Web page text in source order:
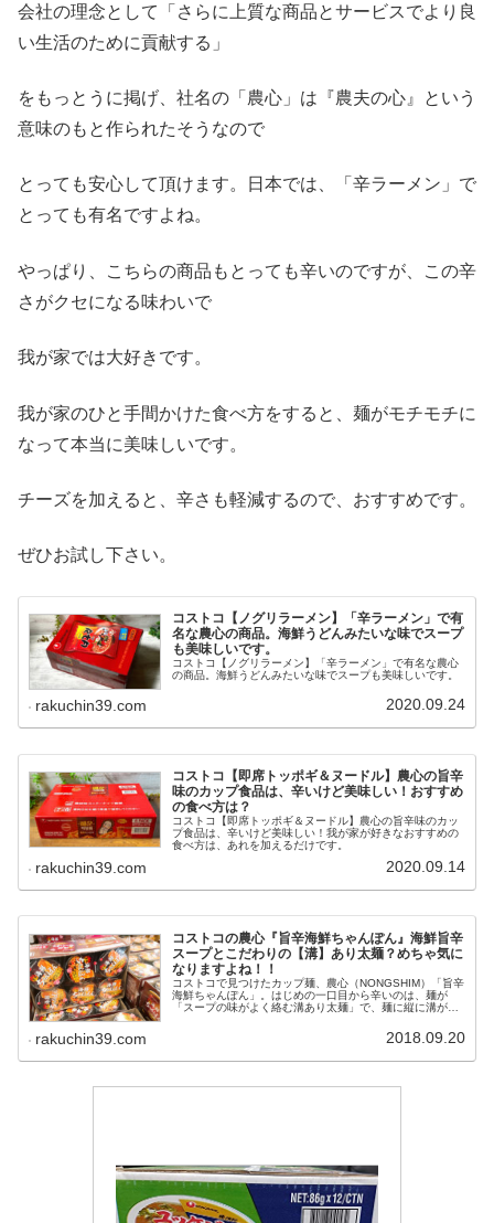
会社の理念として「さらに上質な商品とサービスでより良
い生活のために貢献する」
をもっとうに掲げ、社名の「農心」は『農夫の心』という
意味のもと作られたそうなので
とっても安心して頂けます。日本では、「辛ラーメン」で
とっても有名ですよね。
やっぱり、こちらの商品もとっても辛いのですが、この辛
さがクセになる味わいで
我が家では大好きです。
我が家のひと手間かけた食べ方をすると、麺がモチモチに
なって本当に美味しいです。
チーズを加えると、辛さも軽減するので、おすすめです。
ぜひお試し下さい。
コストコ【ノグリラーメン】「辛ラーメン」で有
名な農心の商品。海鮮うどんみたいな味でスープ
も美味しいです。
コストコ【ノグリラーメン】「辛ラーメン」で有名な農心
の商品。海鮮うどんみたいな味でスープも美味しいです。
rakuchin39.com 2020.09.24
コストコ【即席トッポギ＆ヌードル】農心の旨辛
味のカップ食品は、辛いけど美味しい！おすすめ
の食べ方は？
コストコ【即席トッポギ＆ヌードル】農心の旨辛味のカッ
プ食品は、辛いけど美味しい！我が家が好きなおすすめの
食べ方は、あれを加えるだけです。
rakuchin39.com 2020.09.14
コストコの農心『旨辛海鮮ちゃんぽん』海鮮旨辛
スープとこだわりの【溝】あり太麺？めちゃ気に
なりますよね！！
コストコで見つけたカップ麺、農心（NONGSHIM）「旨辛
海鮮ちゃんぽん」。はじめの一口目から辛いのは、麺が
「スープの味がよく絡む溝あり太麺」で、麺に縦に溝があ
ープ」が麺によく絡み、じわじわ辛さが伝わってくるので
rakuchin39.com 2018.09.20